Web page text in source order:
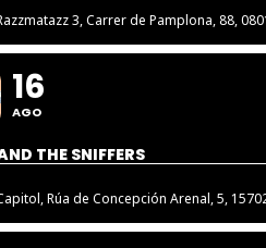
3, Carrer de Pamplona, 88,
16
AGO
THE SNIFFERS
, Rúa de Concepción Arenal, 5,